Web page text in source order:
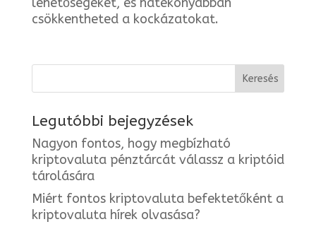
csökkentheted a kockázatokat.
Legutóbbi bejegyzések
Nagyon fontos, hogy megbízható
kriptovaluta pénztárcát válassz a kriptóid
tárolására
Miért fontos kriptovaluta befektetőként a
kriptovaluta hírek olvasása?